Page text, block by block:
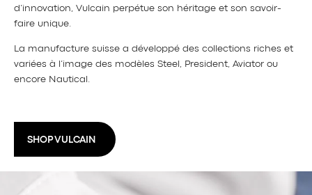
d’innovation, Vulcain perpétue son héritage et son savoir-
faire unique.
La manufacture suisse a développé des collections riches et
variées à l’image des modèles Steel, President, Aviator ou
encore Nautical.
SHOP VULCAIN